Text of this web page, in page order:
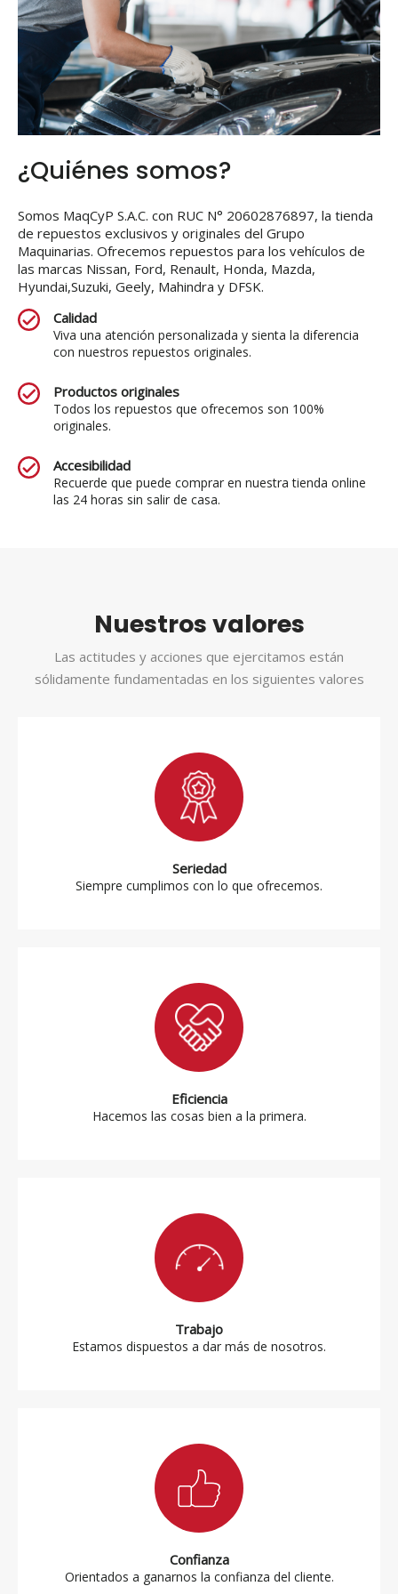
¿Quiénes somos?
Somos MaqCyP S.A.C. con RUC N° 20602876897, la tienda
de repuestos exclusivos y originales del Grupo
Maquinarias. Ofrecemos repuestos para los vehículos de
las marcas Nissan, Ford, Renault, Honda, Mazda,
Hyundai,Suzuki, Geely, Mahindra y DFSK.
Calidad
Viva una atención personalizada y sienta la diferencia
con nuestros repuestos originales.
Productos originales
Todos los repuestos que ofrecemos son 100%
originales.
Accesibilidad
Recuerde que puede comprar en nuestra tienda online
las 24 horas sin salir de casa.
Nuestros valores
Las actitudes y acciones que ejercitamos están
sólidamente fundamentadas en los siguientes valores
Seriedad
Siempre cumplimos con lo que ofrecemos.
Eficiencia
Hacemos las cosas bien a la primera.
Trabajo
Estamos dispuestos a dar más de nosotros.
Confianza
Orientados a ganarnos la confianza del cliente.